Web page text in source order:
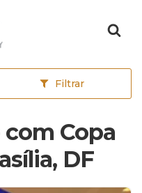
inicial
Filtrar
Copa
DF